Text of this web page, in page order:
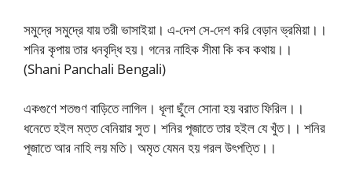
সমুদ্রে সমুদ্রে যায় তরী ভাসাইয়া। এ-দেশ সে-দেশ করি বেড়ান ভ্রমিয়া।।
শনির কৃপায় তার ধনবৃদ্ধি হয়। গনের নাহিক সীমা কি কব কথায়।।
(Shani Panchali Bengali)
একগুণে শতগুণ বাড়িতে লাগিল। ধূলা ছুঁলে সোনা হয় বরাত ফিরিল।।
ধনেতে হইল মত্ত বেনিয়ার সুত। শনির পূজাতে তার হইল যে খুঁত।। শনির
পূজাতে আর নাহি লয় মতি। অমৃত যেমন হয় গরল উৎপত্তি।।